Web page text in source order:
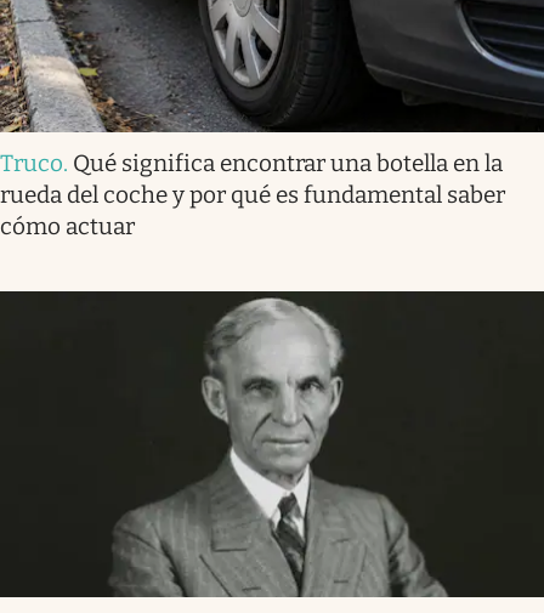
Truco. Qué significa encontrar una botella en la
rueda del coche y por qué es fundamental saber
cómo actuar